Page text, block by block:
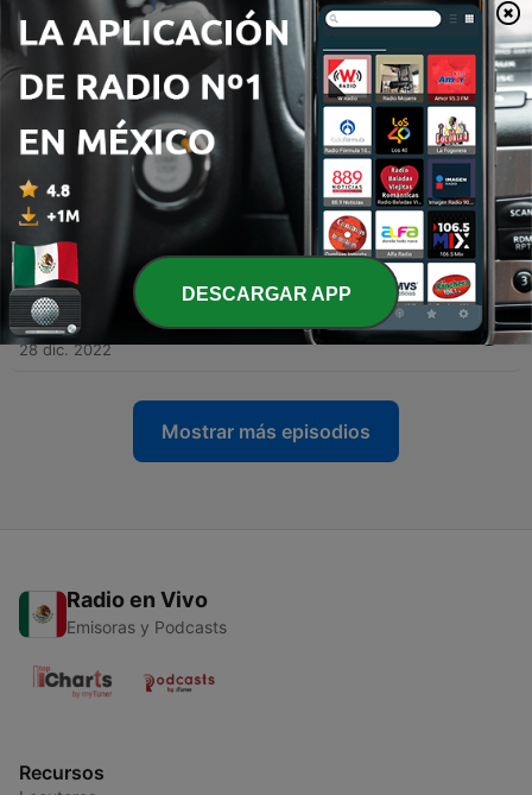
18 ene. 2026
51 - Mambos HipHop da Banda com Sam The Kid
(Video)
05 nov. 2023
Mambos HipHop da Banda com Sam The Kid
03 nov. 2023
49 - Nuno Varela O Embaixador do Hip Hop Tuga
27 ago. 2023
48 - T LISBOA-E02 - EL CONDUCTOR
28 dic. 2022
Mostrar más episodios
Radio en Vivo
Emisoras y Podcasts
Recursos
DESCARGAR APP